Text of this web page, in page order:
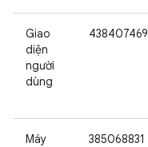
Giao
diện
người
dùng
438407469
Máy
385068831